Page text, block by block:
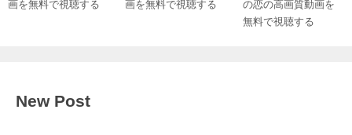
画を無料で視聴する
画を無料で視聴する
の恋の高画質動画を
無料で視聴する
New Post